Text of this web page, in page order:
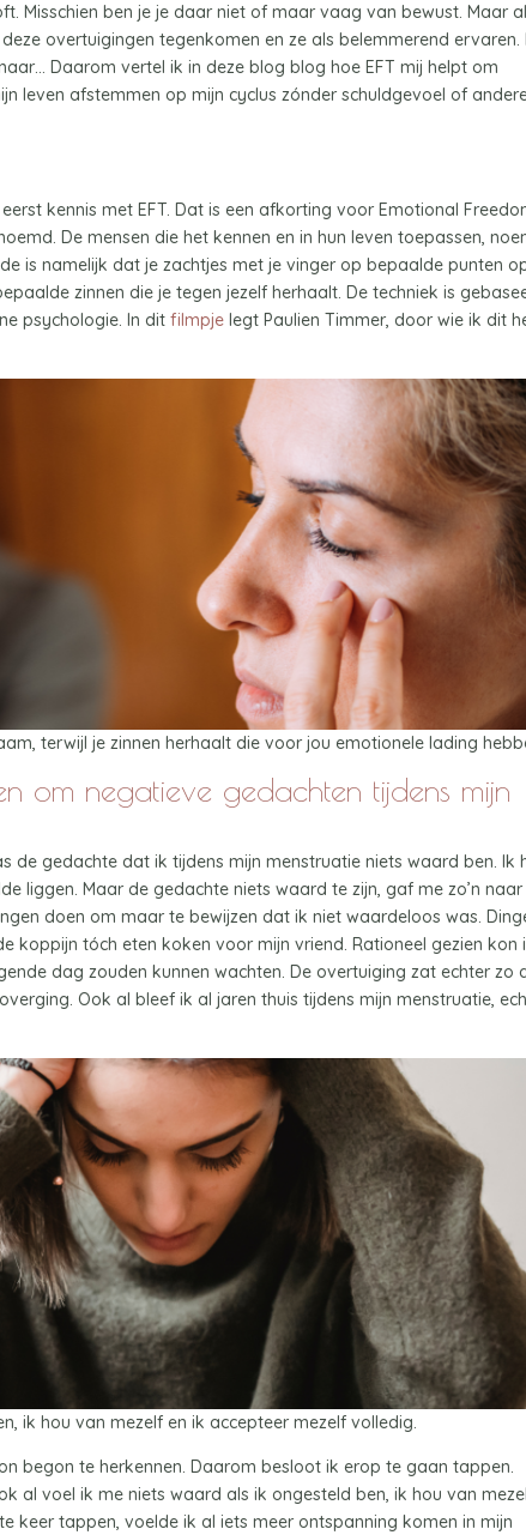
Misschien ben je je daar niet of maar vaag van bewust. Maar
overtuigingen tegenkomen en ze als belemmerend ervaren.
Daarom vertel ik in deze blog blog hoe EFT mij helpt om
leven afstemmen op mijn cyclus zónder schuldgevoel of
kennis met EFT. Dat is een afkorting voor Emotional
De mensen die het kennen en in hun leven toepassen,
is namelijk dat je zachtjes met je vinger op bepaalde punten
zinnen die je tegen jezelf herhaalt. De techniek is
psychologie. In ditfilmpje legt Paulien Timmer, door wie ik dit
terwijl je zinnen herhaalt die voor jou emotionele lading
om negatieve gedachten tijdens mijn
de gedachte dat ik tijdens mijn menstruatie niets waard ben. Ik
liggen. Maar de gedachte niets waard te zijn, gaf me zo’n naar
doen om maar te bewijzen dat ik niet waardeloos was.
koppijn tóch eten koken voor mijn vriend. Rationeel gezien kon
dag zouden kunnen wachten. De overtuiging zat echter zo
Ook al bleef ik al jaren thuis tijdens mijn menstruatie,
ik hou van mezelf en ik accepteer mezelf volledig.
begon te herkennen. Daarom besloot ik erop te gaan tappen.
al voel ik me niets waard als ik ongesteld ben, ik hou van
keer tappen, voelde ik al iets meer ontspanning komen in mijn